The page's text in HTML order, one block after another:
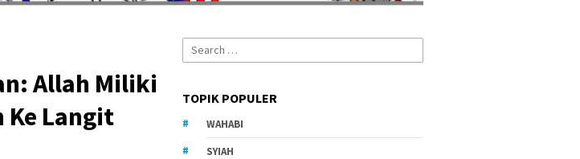
Allah Miliki
Ke Langit
Search
for:
TOPIK POPULER
WAHABI
SYIAH